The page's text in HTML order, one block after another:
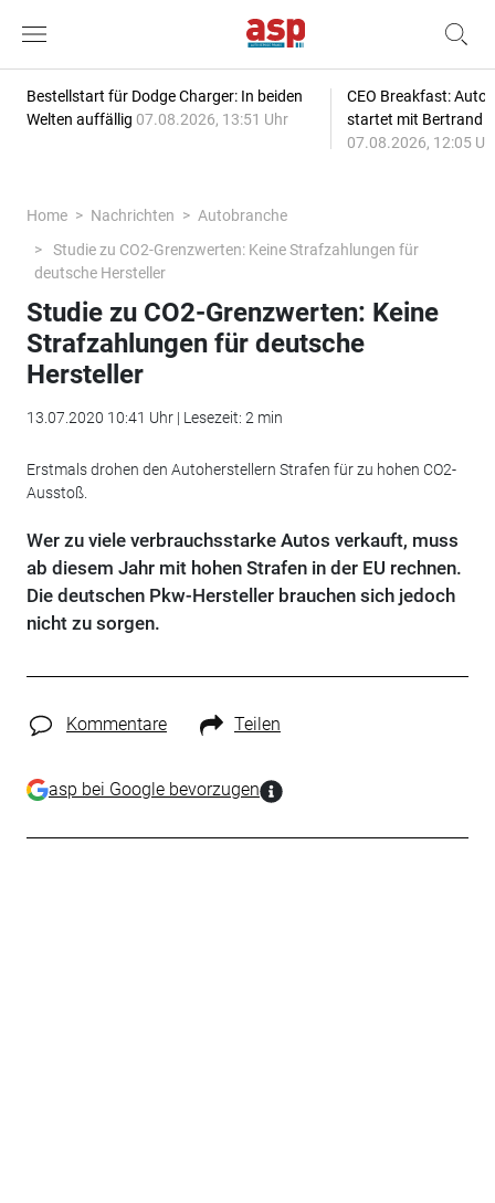
Bestellstart für Dodge Charger: In beiden
Welten auffällig 07.08.2026, 13:51 Uhr
CEO Breakfast:
startet mit Bertrand
07.08.2026, 12:05
Home Nachrichten
Autobranche
Studie zu CO2-Grenzwerten: Keine Strafzahlungen für
deutsche Hersteller
Studie zu CO2-Grenzwerten: Keine
Strafzahlungen für deutsche
Hersteller
13.07.2020 10:41 Uhr | Lesezeit: 2 min
Erstmals drohen den Autoherstellern Strafen für zu hohen CO2-
Ausstoß.
Wer zu viele verbrauchsstarke Autos verkauft, muss
ab diesem Jahr mit hohen Strafen in der EU rechnen.
Die deutschen Pkw-Hersteller brauchen sich jedoch
nicht zu sorgen.
Kommentare Teilen
asp bei Google bevorzugen